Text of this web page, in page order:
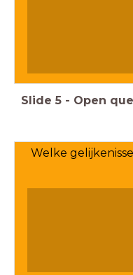
Slide 5 - Open
Welke